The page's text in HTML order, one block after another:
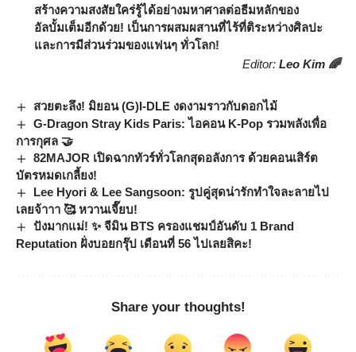
สร้างความสงสัยใคร่รู้ได้อย่างมหาศาลต่อธีมหลักของ
อัลบั้มเต็มอีกด้วย! เป็นการผสมผสานที่ไร้ที่ติระหว่างศิลปะ
และการมีส่วนร่วมของแฟนๆ ทั่วโลก!
Editor: Leo Kim 🌈
สวยตะลึง! มิยอน (G)I-DLE งดงามราวกับดอกไม้
G-Dragon Stray Kids Paris: ไอคอน K-Pop รวมพลังเพื่อ
การกุศล 🤝
82MAJOR เปิดฉากทัวร์ทั่วโลกสุดอลังการ ด้วยคอนเสิร์ต
บัตรหมดเกลี้ยง!
Lee Hyori & Lee Sangsoon: รูปคู่สุดน่ารักทำใจละลายไป
เลยจ้าาา 🥰 หวานเจี๊ยบ!
ปังมากแม่! ✨ จีมิน BTS ครองแชมป์อันดับ 1 Brand
Reputation ฝั่งบอยกรุ๊ป เดือนที่ 56 ไปเลยสิคะ!
Share your thoughts!